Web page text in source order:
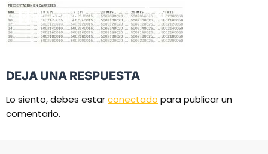
DEJA UNA RESPUESTA
Lo siento, debes estarconectado para publicar un
comentario.